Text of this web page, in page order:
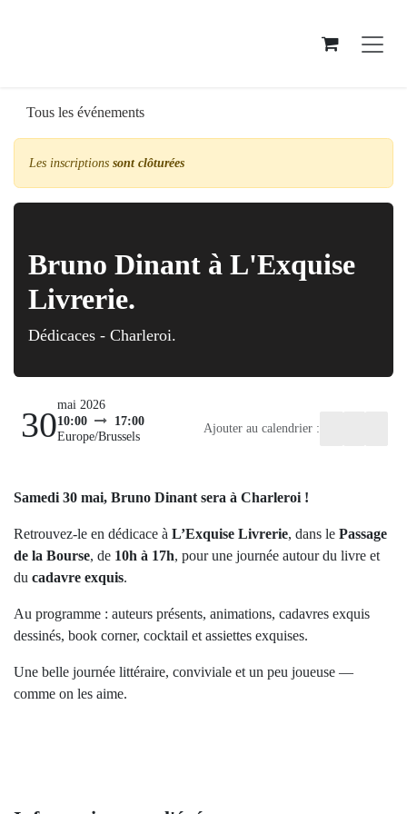
Tous les événements
Les inscriptionssont clôturées
Bruno Dinant à L'Exquise
Livrerie.
Dédicaces - Charleroi.
30
mai 2026
10:00
17:00
Europe/Brussels
Samedi 30 mai, Bruno Dinant sera à Charleroi !
Retrouvez-le en dédicace àL’Exquise Livrerie, dans le
Passage de la Bourse, de 10h à 17h, pour une journée
autour du livre et du
Au programme : auteurs présents, animations, cadavres
exquis dessinés, book corner, cocktail et assiettes exquises.
Une belle journée littéraire, conviviale et un peu joueuse
— comme on les aime.